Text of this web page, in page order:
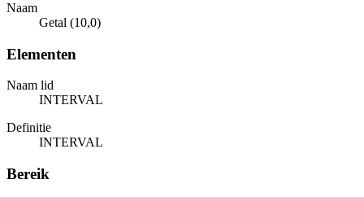
Naam
Getal (10,0)
Elementen
Naam lid
INTERVAL
Definitie
INTERVAL
Bereik